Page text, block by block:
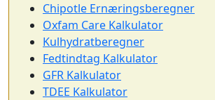
Chipotle Ernæringsberegner
Oxfam Care Kalkulator
Kulhydratberegner
Fedtindtag Kalkulator
GFR Kalkulator
TDEE Kalkulator